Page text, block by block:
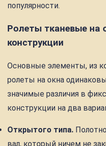
популярности.
Ролеты тканевые на
конструкции
Основные элементы, из
ролеты на окна
значимые различия в
конструкции на два
Открытого типа.
вал, который ничем не